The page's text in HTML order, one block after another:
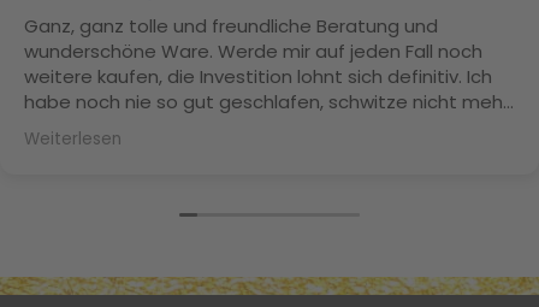
Ganz, ganz tolle und freundliche Beratung und
wunderschöne Ware. Werde mir auf jeden Fall noch
weitere kaufen, die Investition lohnt sich definitiv. Ich
habe noch nie so gut geschlafen, schwitze nicht mehr
und meine Naturlocken sind Dank der Maulbeerseide
nicht mehr trocken und splissig. Herzlichen Dank
Weiterlesen